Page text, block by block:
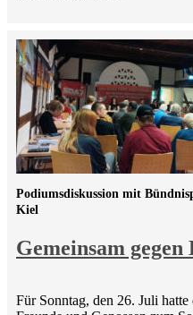
Gemeinsam
Podiumsdiskussion mit
Kiel
Für Sonntag, den 26. Juli